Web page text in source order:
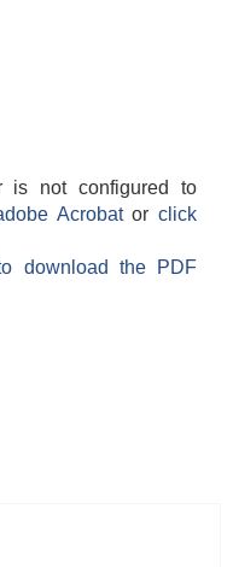
is not configured to
Acrobatorclick
download the PDF